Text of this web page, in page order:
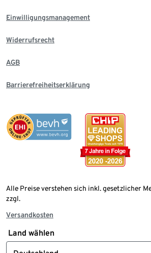
Einwilligungsmanagement
Widerrufsrecht
AGB
Barrierefreiheitserklärung
Alle Preise verstehen sich inkl. gesetzlicher
zzgl.
Versandkosten
Land wählen